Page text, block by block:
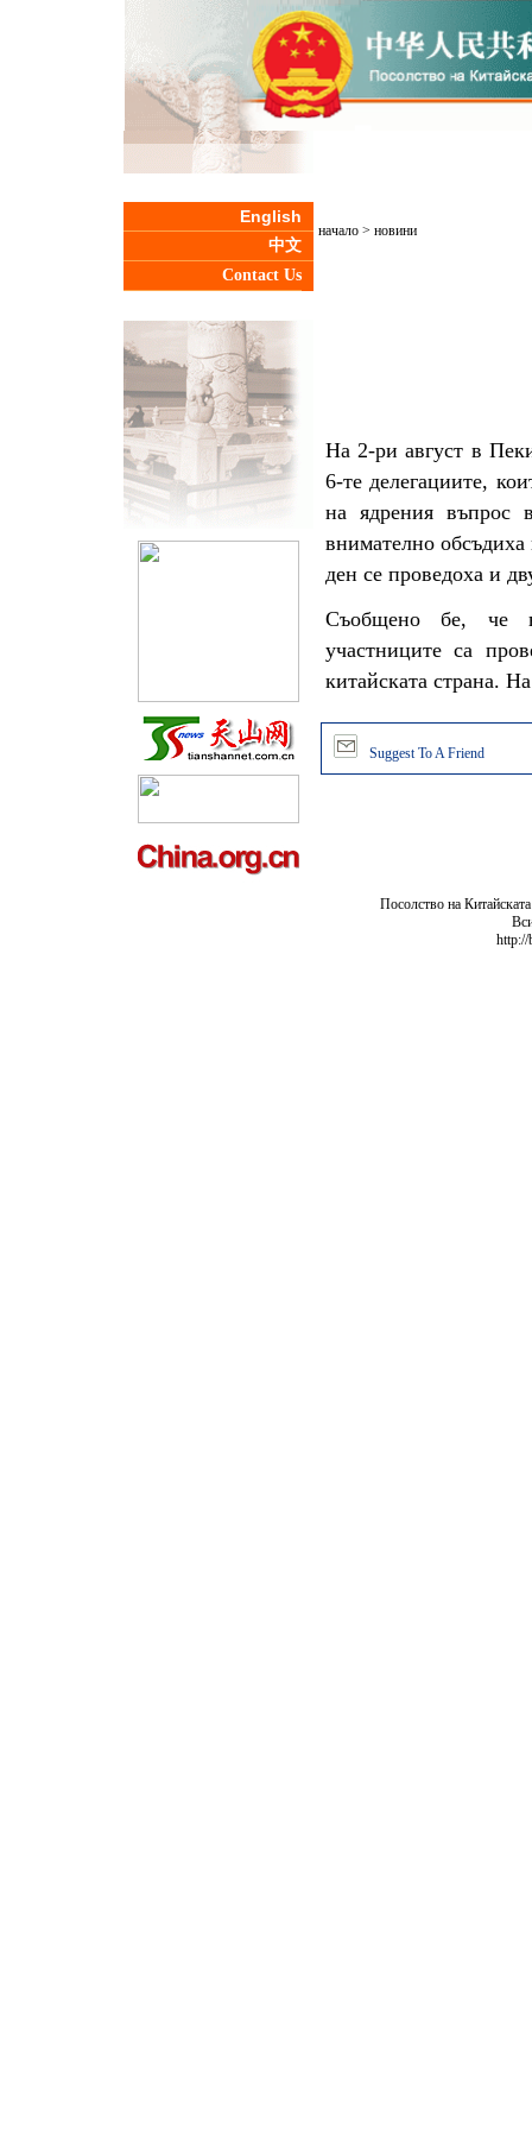
English
中文
Contact Us
начало> новини
На 2-ри август в
6-те делегациите,
на ядрения въпрос
внимателно
ден се проведоха и
Съобщено бе, че
участниците са
китайската страна.
Suggest To A Friend
Посолство на
http://